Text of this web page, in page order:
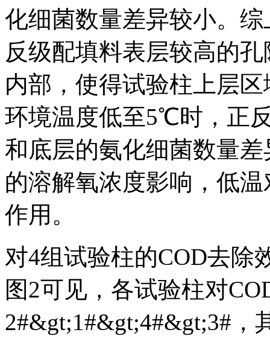
化细菌数量差异较小。
反级配填料表层较高的
内部，使得试验柱上层
环境温度低至5℃时，正
和底层的氨化细菌数量
的溶解氧浓度影响，低
作用。
对4组试验柱的COD去除
图2可见，各试验柱对
2#&gt;1#&gt;4#&gt;3#，